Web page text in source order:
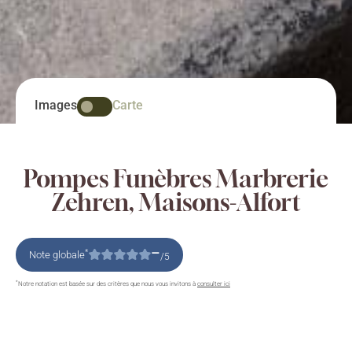
Images Carte
Pompes Funèbres Marbrerie
Zehren, Maisons-Alfort
Note globale* –/5
*Notre notation est basée sur des critères que nous vous invitons à consulter ici